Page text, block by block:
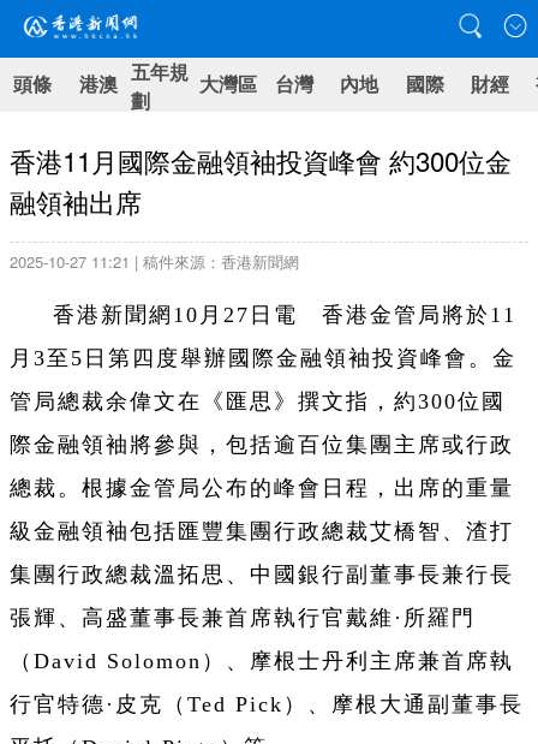
頭條 港澳 五年規
劃
大灣區 台灣 內地 國際 財經
香港11月國際金融領袖投資峰會 約300位金
融領袖出席
2025-10-27 11:21 | 稿件來源：香港新聞網
香港新聞網10月27日電 香港金管局將於11
月3至5日第四度舉辦國際金融領袖投資峰會。金
管局總裁余偉文在《匯思》撰文指，約300位國
際金融領袖將參與，包括逾百位集團主席或行政
總裁。根據金管局公布的峰會日程，出席的重量
級金融領袖包括匯豐集團行政總裁艾橋智、渣打
集團行政總裁溫拓思、中國銀行副董事長兼行長
張輝、高盛董事長兼首席執行官戴維·所羅門
（David Solomon）、摩根士丹利主席兼首席執
行官特德·皮克（Ted Pick）、摩根大通副董事長